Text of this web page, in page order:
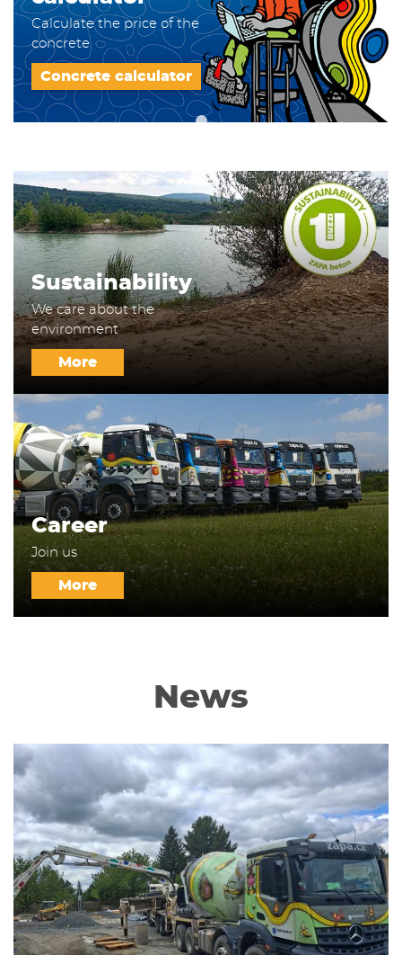
Calculate the price of the
concrete
Concrete calculator
Sustainability
We care about the
environment
More
Career
Join us
More
News